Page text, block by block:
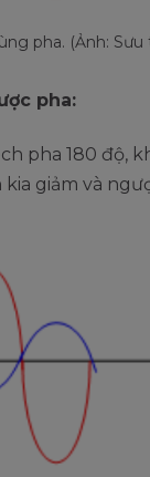
pha. (Ảnh:
pha:
pha 180 độ,
giảm và